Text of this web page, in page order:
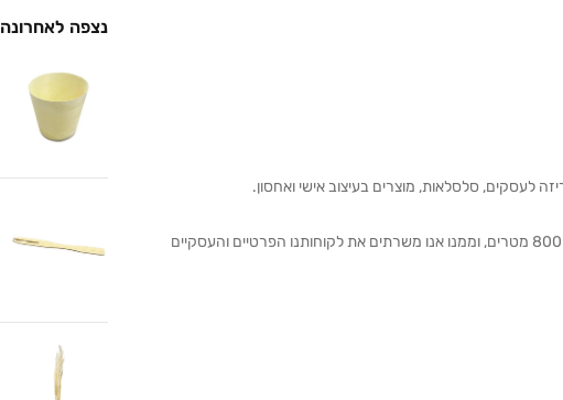
לעסקים, סלסלאות, מוצרים בעיצוב אישי ואחסון.
אנחנו מזמינים אותכם להתרשם מאולם התצוגה הגדול והמרשים ביותר בצפון המשתרע על 800 מטרים, וממנו אנו משרתים את לקוחותנו הפרטיים והעסקיים
נצפה לאחרונה